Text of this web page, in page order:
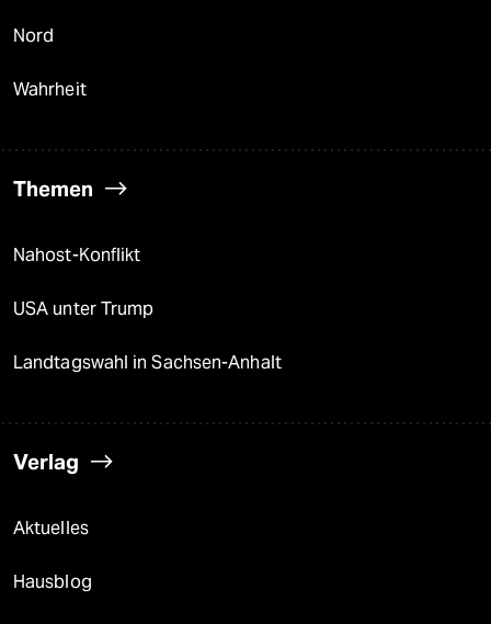
Nord
Wahrheit
Themen
Nahost-Konflikt
USA unter Trump
Landtagswahl in Sachsen-Anhalt
Verlag
Aktuelles
Hausblog